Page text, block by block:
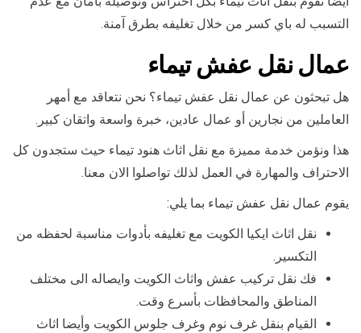
التسبب له باي كسر من خلال تغليفه بطرق آمنة.
عمال نقل عفش تيماء
هل تبحثون عن عمال نقل عفش تيماء؟ نحن نتعاقد مع أمهر
العاملين من نجارين أو عمال عادين، خبرة واسعة واتقان كبير.
هذا ونؤمن خدمة مميزة مع نقل اثاث هنود تيماء حيث ستجدون كل
الاحتراف والمهارة في العمل لذلك تواصلوا الان معنا.
يقوم عمال نقل عفش تيماء بما يلي:
نقل اثاث ايكيا الكويت مع تغليفه بأدوات مناسبة لحفظه من
التكسير.
فك نقل تركيب عفش واثاث الكويت وايصاله الى مختلف
المناطق والمحافظات بأسرع وقت.
القيام بنقل غرف نوم وغرف جلوس الكويت وأيضا اثاث